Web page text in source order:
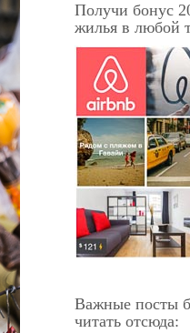
Получи бонус
жилья в любой
Важные посты
читать отсюда: